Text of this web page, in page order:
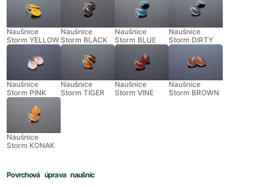
Naušnice
Storm YELLOW
Naušnice
Storm BLACK
Naušnice
Storm BLUE
Naušnice
Storm DIRTY
Naušnice
Storm PINK
Naušnice
Storm TIGER
Naušnice
Storm VINE
Naušnice
Storm BROWN
Naušnice
Storm KONAK
Povrchová úprava naušnic